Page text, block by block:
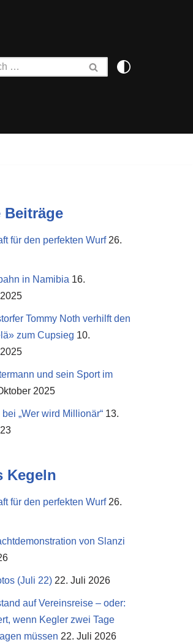
Beiträge
für den perfekten Wurf 26.
in Namibia 16.
Tommy Noth verhilft den
zum Cupsieg 10.
und sein Sport im
2025
„Wer wird Millionär“ 13.
Kegeln
für den perfekten Wurf 26.
von Slanzi
(Juli 22) 22. Juli 2026
auf Vereinsreise – oder:
wenn Kegler zwei Tage
müssen 22. Juli 2026